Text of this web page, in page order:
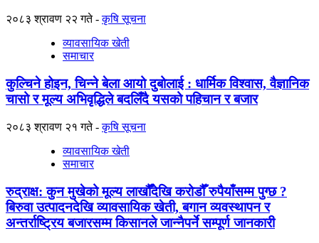
२०८३ श्रावण २२ गते
कृषि सूचना
व्यावसायिक खेती
समाचार
कुल्चिने होइन, चिन्ने बेला आयो दुबोलाई : धार्मिक विश्वास, वैज्ञानिक
चासो र मूल्य अभिवृद्धिले बदलिँदै यसको पहिचान र बजार
२०८३ श्रावण २१ गते
कृषि सूचना
व्यावसायिक खेती
समाचार
रुद्राक्ष: कुन मुखेको मूल्य लाखौँदेखि करोडौँ रुपैयाँसम्म पुग्छ ?
बिरुवा उत्पादनदेखि व्यावसायिक खेती, बगान व्यवस्थापन र
अन्तर्राष्ट्रिय बजारसम्म किसानले जान्नैपर्ने सम्पूर्ण जानकारी